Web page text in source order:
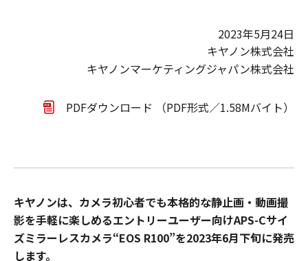
2023年5月24日
キヤノン株式会社
キヤノンマーケティングジャパン株式会社
PDFダウンロード （PDF形式／1.58Mバイト）
キヤノンは、カメラ初心者でも本格的な静止画・動画撮
影を手軽に楽しめるエントリーユーザー向けAPS-Cサイ
ズミラーレスカメラ“EOS R100”を2023年6月下旬に発売
します。